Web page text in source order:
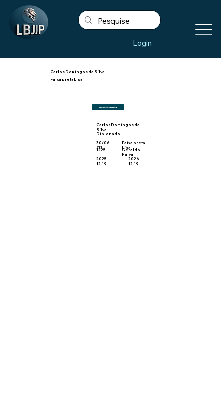
Login
Imprimir carteira
Carlos Domingos da Silva
Faixa preta Lisa
Faixa preta
Lisa
Carlos Domingos da
Silva
Diplomado
30/06
/73
Geraldo
Paiva
2025-
12-19
2026-
12-19
1225